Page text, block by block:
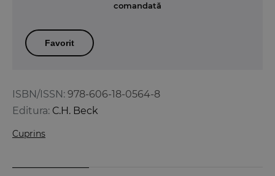
ISBN/ISSN: 978-606-18-0564-8
Editura: C.H. Beck
Cuprins
comandată
Favorit